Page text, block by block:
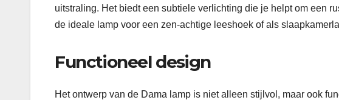
uitstraling. Het biedt een subtiele verlichting die je helpt om een
de ideale lamp voor een zen-achtige leeshoek of als
Functioneel design
Het ontwerp van de Dama lamp is niet alleen stijlvol, maar ook